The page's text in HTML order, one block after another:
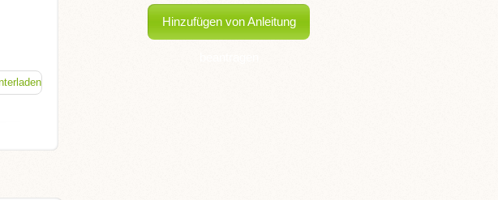
Hinzufügen von Anleitung